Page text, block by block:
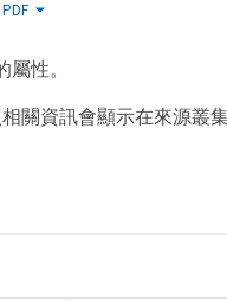
PDF
性。
關資訊會顯示在來源叢